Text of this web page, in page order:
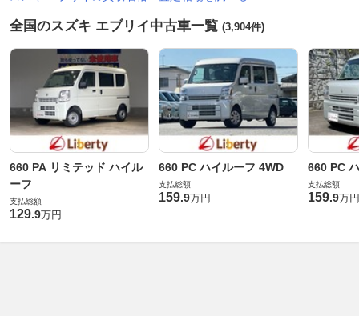
全国のスズキ エブリイ中古車一覧 (3,904件)
660 PA リミテッド ハイル
ーフ
支払総額
129.9万円
660 PC ハイルーフ 4WD
支払総額
159.9万円
660 PC
支払総額
159.9万円